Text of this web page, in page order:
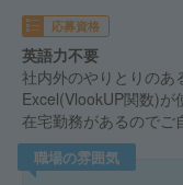
応募資格
英語力不要
社内外のやりとりのあ
Excel(VlookUP関数)が
在宅勤務があるのでご
職場の雰囲気